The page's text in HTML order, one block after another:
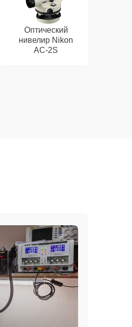
Оптический
нивелир Nikon
AC-2S